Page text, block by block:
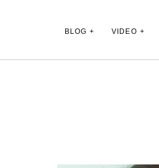
Main Menu
BLOG VIDEO